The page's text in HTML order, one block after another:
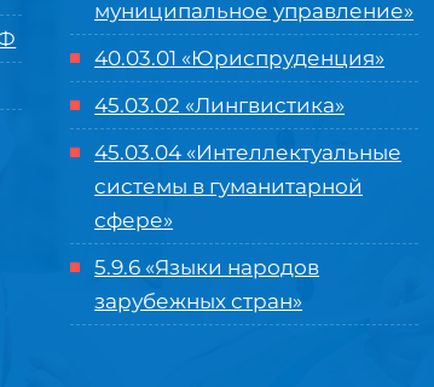
муниципальное управление»
40.03.01 «Юриспруденция»
45.03.02 «Лингвистика»
45.03.04 «Интеллектуальные
системы в гуманитарной
сфере»
5.9.6 «Языки народов
зарубежных стран»